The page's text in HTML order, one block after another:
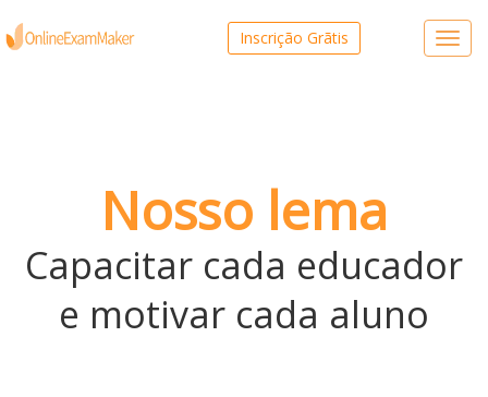
Inscrição Grãtis
Nosso lema
Capacitar cada educador
e motivar cada aluno